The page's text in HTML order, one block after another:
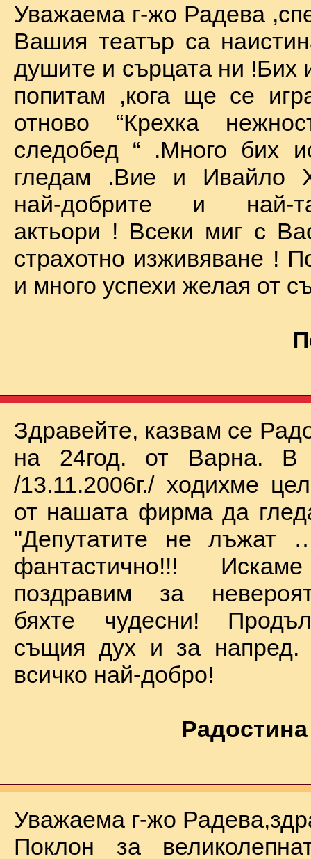
Уважаема г-жо Радева
Вашия театър са
душите и сърцата ни !Бих
попитам ,кога ще се
отново “Крехка
следобед “ .Много бих
гледам .Вие и Ивайло
най-добрите и най-
актьори ! Всеки миг с
страхотно изживяване !
и много успехи желая от
Здравейте, казвам се
на 24год. от Варна. В
/13.11.2006г./ ходихме
от нашата фирма да
"Депутатите не
фантастично!!!
поздравим за
бяхте чудесни!
същия дух и за
всичко най-добро!
Уважаема г-жо
Поклон за